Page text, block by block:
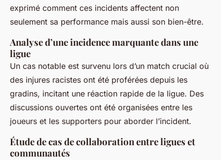
exprimé comment ces incidents affectent non
seulement sa performance mais aussi son bien-être.
Analyse d’une incidence marquante dans une
ligue
Un cas notable est survenu lors d’un match crucial où
des injures racistes ont été proférées depuis les
gradins, incitant une réaction rapide de la ligue. Des
discussions ouvertes ont été organisées entre les
joueurs et les supporters pour aborder l’incident.
Étude de cas de collaboration entre ligues et
communautés